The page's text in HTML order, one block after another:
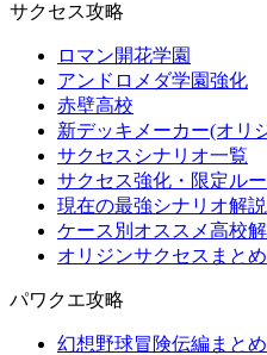
サクセス攻略
ロマン開花学園
アンドロメダ学園強化
赤壁高校
新デッキメーカー(オリ
サクセスシナリオ一覧
サクセス強化・限定ル
現在の最強シナリオ解説
ケース別オススメ高校
オリジンサクセスまとめ
パワクエ攻略
幻想野球冒険伝編まとめ